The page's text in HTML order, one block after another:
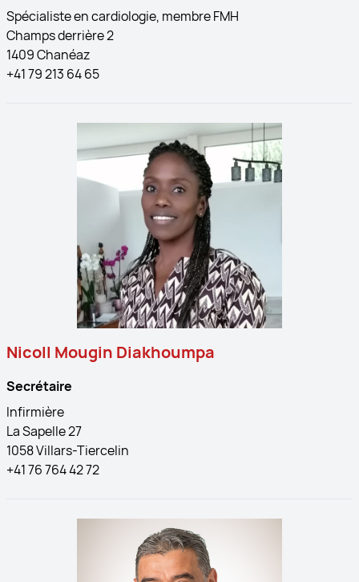
Spécialiste en cardiologie, membre FMH
Champs derrière 2
1409 Chanéaz
+41 79 213 64 65
Nicoll Mougin Diakhoumpa
Secrétaire
Infirmière
La Sapelle 27
1058 Villars-Tiercelin
+41 76 764 42 72